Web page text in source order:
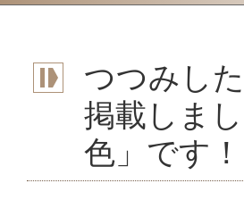
つつみし
掲載しま
色」です！